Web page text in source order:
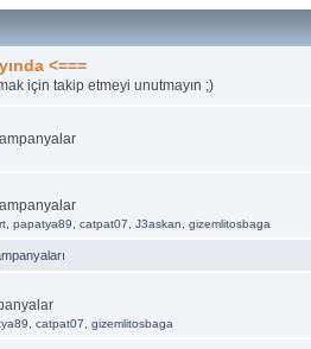
<===
için takip etmeyi unutmayın ;)
, papatya89 catpat07 J3askan gizemlitosbaga
catpat07 gizemlitosbaga